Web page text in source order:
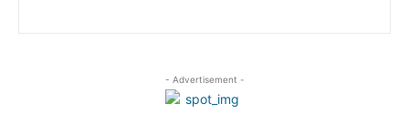
- Advertisement -